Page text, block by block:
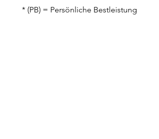
* (PB) = Persönliche Bestleistung